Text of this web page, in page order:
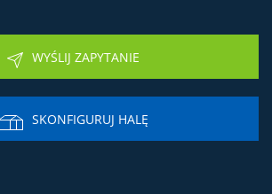
WYŚLIJ ZAPYTANIE
SKONFIGURUJ HALĘ